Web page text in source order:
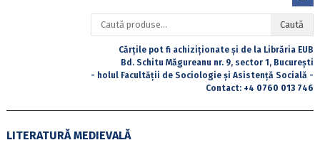
Caută
după:
Caută
Cărțile pot fi achiziționate și de la Librăria EUB
Bd. Schitu Măgureanu nr. 9, sector 1, București
- holul Facultății de Sociologie și Asistență Socială -
Contact: +4 0760 013 746
LITERATURĂ MEDIEVALĂ